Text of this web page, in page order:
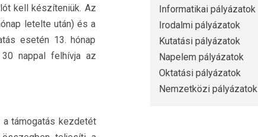
kell készíteniük. Az
letelte után) és a
esetén 13. hónap
nappal felhívja az
támogatás kezdetét
Informatikai pályázatok
Irodalmi pályázatok
Kutatási pályázatok
Napelem pályázatok
Oktatási pályázatok
Nemzetközi pályázatok